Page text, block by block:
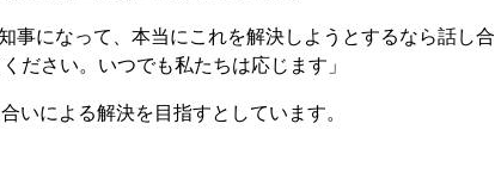
になって、本当にこれを解決しようとするなら話し合
ださい。いつでも私たちは応じます」
による解決を目指すとしています。